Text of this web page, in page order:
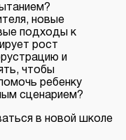
новые
подходы к
рост
и
чтобы
ребенку
сценарием?